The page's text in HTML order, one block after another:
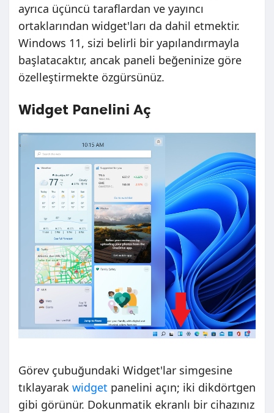
ayrıca üçüncü taraflardan ve yayıncı
ortaklarından widget'ları da dahil etmektir.
Windows 11, sizi belirli bir yapılandırmayla
başlatacaktır, ancak paneli beğeninize göre
özelleştirmekte özgürsünüz.
Widget Panelini Aç
Görev çubuğundaki Widget'lar simgesine
tıklayarak widget panelini açın; iki dikdörtgen
gibi görünür. Dokunmatik ekranlı bir cihazınız